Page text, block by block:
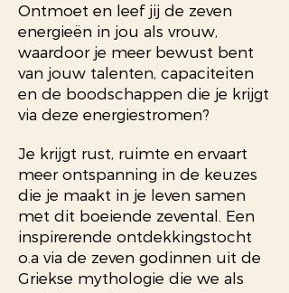
Ontmoet en leef jij de zeven
energieën in jou als vrouw,
waardoor je meer bewust bent
van jouw talenten, capaciteiten
en de boodschappen die je krijgt
via deze energiestromen?
Je krijgt rust, ruimte en ervaart
meer ontspanning in de keuzes
die je maakt in je leven samen
met dit boeiende zevental. Een
inspirerende ontdekkingstocht
o.a via de zeven godinnen uit de
Griekse mythologie die we als